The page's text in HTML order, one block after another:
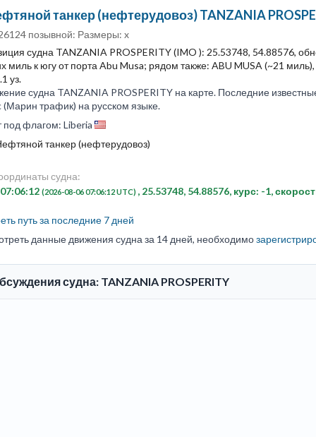
танкер (нефтерудовоз) TANZANIA
позывной: Размеры: x
судна TANZANIA PROSPERITY (IMO ): 25.53748, 54.88576,
миль к югу от порта Abu Musa; рядом также: ABU MUSA (~21
уз.
судна TANZANIA PROSPERITY на карте. Последние
трафик) на русском языке.
под флагом: Liberia
танкер (нефтерудовоз)
судна:
(2026-08-06 07:06:12 UTC) , 25.53748, 54.88576, курс: -1,
путь за последние 7 дней
данные движения судна за 14 дней, необходимо
судна: TANZANIA PROSPERITY